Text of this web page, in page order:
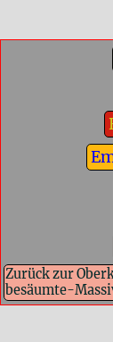
Zurück zur
besäumte-